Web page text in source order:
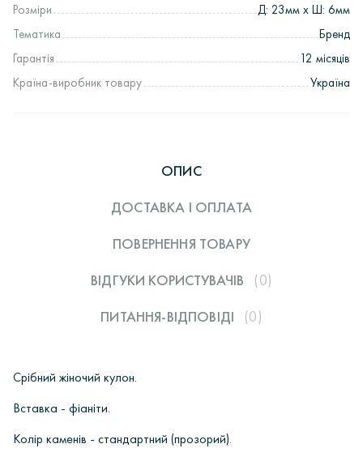
Розміри
Д: 23мм х Ш: 6мм
Тематика
Бренд
Гарантія
12 місяців
Країна-виробник товару
Україна
ОПИС
ДОСТАВКА І ОПЛАТА
ПОВЕРНЕННЯ ТОВАРУ
ВІДГУКИ КОРИСТУВАЧIВ
(0)
ПИТАННЯ-ВІДПОВІДІ
(0)
Срібний жіночий кулон.
Вставка - фіаніти.
Колір каменів - стандартний (прозорий).